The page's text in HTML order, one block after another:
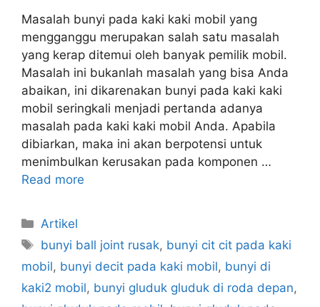
Masalah bunyi pada kaki kaki mobil yang
mengganggu merupakan salah satu masalah
yang kerap ditemui oleh banyak pemilik mobil.
Masalah ini bukanlah masalah yang bisa Anda
abaikan, ini dikarenakan bunyi pada kaki kaki
mobil seringkali menjadi pertanda adanya
masalah pada kaki kaki mobil Anda. Apabila
dibiarkan, maka ini akan berpotensi untuk
menimbulkan kerusakan pada komponen …
Read more
Artikel
bunyi ball joint rusak, bunyi cit cit pada kaki
mobil, bunyi decit pada kaki mobil, bunyi di
kaki2 mobil, bunyi gluduk gluduk di roda depan,